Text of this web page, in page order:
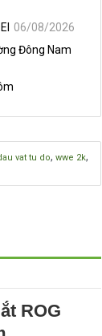
06/08/2026
Đông Nam
vat tu do, wwe 2k,
ROG